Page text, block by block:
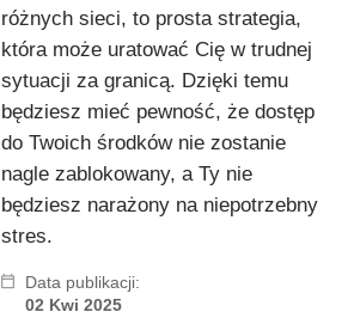
różnych sieci, to prosta strategia,
która może uratować Cię w trudnej
sytuacji za granicą. Dzięki temu
będziesz mieć pewność, że dostęp
do Twoich środków nie zostanie
nagle zablokowany, a Ty nie
będziesz narażony na niepotrzebny
stres.
Data publikacji:
02 Kwi 2025